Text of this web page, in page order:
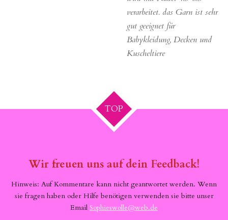
verarbeitet. das Garn ist sehr
gut geeignet für
Babykleidung, Decken und
Kuscheltiere
TOP
Wir freuen uns auf dein Feedback!
Hinweis: Auf Kommentare kann nicht geantwortet werden. Wenn
sie fragen haben oder Hilfe benötigen verwenden sie bitte unser
Email Sophieswolle@web.de